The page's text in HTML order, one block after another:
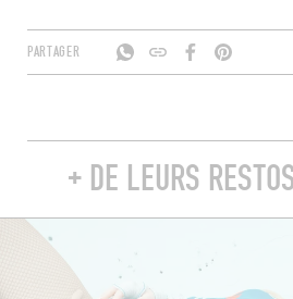
PARTAGER
+ DE LEURS